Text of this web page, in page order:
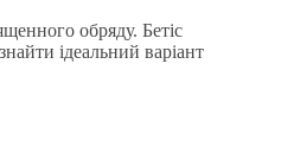
обряду. Бетіс
ідеальний варіант